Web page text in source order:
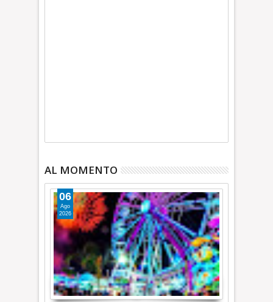
AL MOMENTO
06
Ago
2026